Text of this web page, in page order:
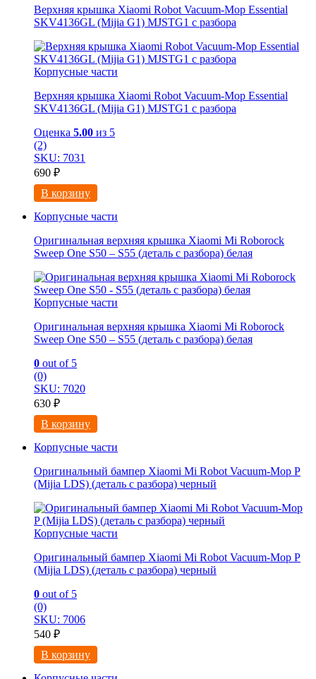
Верхняя крышка Xiaomi Robot Vacuum-Mop Essential
SKV4136GL (Mijia G1) MJSTG1 с разбора
Корпусные части
Верхняя крышка Xiaomi Robot Vacuum-Mop Essential
SKV4136GL (Mijia G1) MJSTG1 с разбора
Оценка 5.00 из 5
(2)
SKU: 7031
690 ₽
В корзину
Корпусные части
Оригинальная верхняя крышка Xiaomi Mi Roborock
Sweep One S50 – S55 (деталь с разбора) белая
Корпусные части
Оригинальная верхняя крышка Xiaomi Mi Roborock
Sweep One S50 – S55 (деталь с разбора) белая
0 out of 5
(0)
SKU: 7020
630 ₽
В корзину
Корпусные части
Оригинальный бампер Xiaomi Mi Robot Vacuum-Mop P
(Mijia LDS) (деталь с разбора) черный
Корпусные части
Оригинальный бампер Xiaomi Mi Robot Vacuum-Mop P
(Mijia LDS) (деталь с разбора) черный
0 out of 5
(0)
SKU: 7006
540 ₽
В корзину